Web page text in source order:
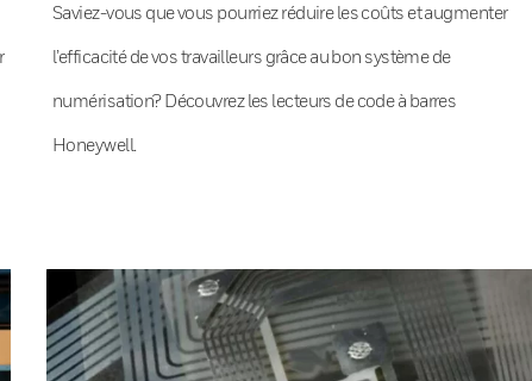
Saviez-vous que vous pourriez réduire les coûts et augmenter
l’efficacité de vos travailleurs grâce au bon système de
numérisation? Découvrez les lecteurs de code à barres
Honeywell.